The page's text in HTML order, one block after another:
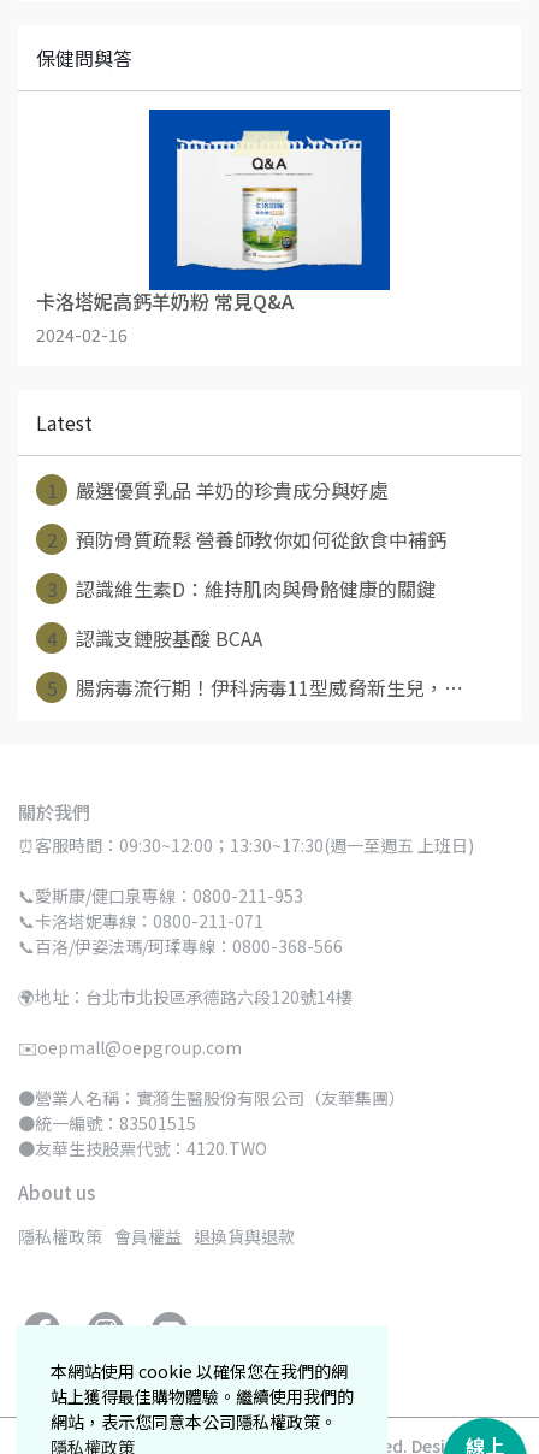
本網站使用 cookie 以確保您在我們的網
站上獲得最佳購物體驗。繼續使用我們的
網站，表示您同意本公司隱私權政策。
隱私權政策
線上
保健問與答
卡洛塔妮高鈣羊奶粉 常見Q&A
2024-02-16
Latest
1
嚴選優質乳品 羊奶的珍貴成分與好處
2
預防骨質疏鬆 營養師教你如何從飲食中補鈣
3
認識維生素D：維持肌肉與骨骼健康的關鍵
4
認識支鏈胺基酸 BCAA
5
腸病毒流行期！伊科病毒11型威脅新生兒，⋯
關於我們
⏰客服時間：09:30~12:00；13:30~17:30(週一至週五 上班日)
📞愛斯康/健口泉專線：0800-211-953
📞卡洛塔妮專線：0800-211-071
📞百洛/伊姿法瑪/珂瑈專線：0800-368-566
🌍地址：台北市北投區承德路六段120號14樓
✉️oepmall@oepgroup.com
●營業人名稱：實漪生醫股份有限公司（友華集團）
●統一編號：83501515
●友華生技股票代號：4120.TWO
About us
隱私權政策 會員權益 退換貨與退款
Copyright ©卡洛塔妮購物網 All Rights Reserved. Designed by